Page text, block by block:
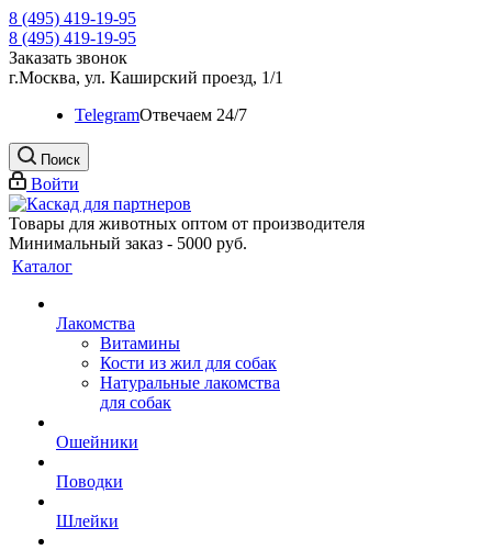
8 (495) 419-19-95
8 (495) 419-19-95
Заказать звонок
г.Москва, ул. Каширский проезд, 1/1
TelegramOтвечаем 24/7
Поиск
Войти
Товары для животных оптом от производителя
Минимальный заказ - 5000 руб.
Каталог
Лакомства
Витамины
Кости из жил для собак
Натуральные лакомства
для собак
Ошейники
Поводки
Шлейки